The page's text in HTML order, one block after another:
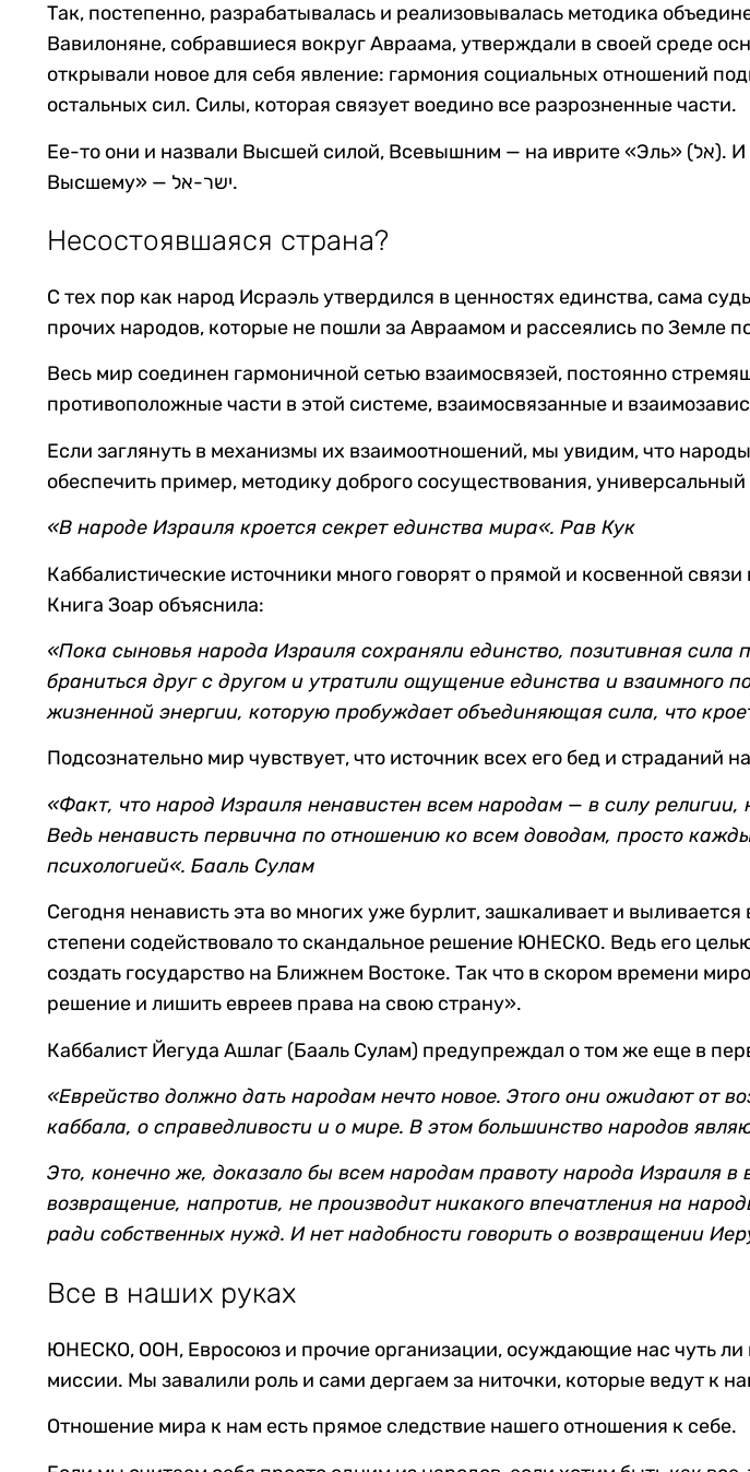
Так, постепенно, разрабатывалась и реализовывалась методика
Вавилоняне, собравшиеся вокруг Авраама, утверждали в своей среде
открывали новое для себя явление: гармония социальных отношений
остальных сил. Силы, которая связует воедино все разрозненные части.
Ее-то они и назвали Высшей силой, Всевышним — на иврите «Эль» (אל). И потому нарекли себя «Исраэль» (ישראל), что означает «прямо к
Высшему» — ישר-אל.
Несостоявшаяся страна?
С тех пор как народ Исраэль утвердился в ценностях единства, сама
прочих народов, которые не пошли за Авраамом и рассеялись по Земле
Весь мир соединен гармоничной сетью взаимосвязей, постоянно
противоположные части в этой системе, взаимосвязанные и
Если заглянуть в механизмы их взаимоотношений, мы увидим, что
обеспечить пример, методику доброго сосуществования,
«В народе Израиля кроется секрет единства мира«. Рав Кук
Каббалистические источники много говорят о прямой и косвенной
Книга Зоар объяснила:
«Пока сыновья народа Израиля сохраняли единство, позитивная
браниться друг с другом и утратили ощущение единства и взаимного
жизненной энергии, которую пробуждает объединяющая сила, что
Подсознательно мир чувствует, что источник всех его бед и
«Факт, что народ Израиля ненавистен всем народам — в силу
Ведь ненависть первична по отношению ко всем доводам, просто
психологией«. Бааль Сулам
Сегодня ненависть эта во многих уже бурлит, зашкаливает и
степени содействовало то скандальное решение ЮНЕСКО. Ведь его
создать государство на Ближнем Востоке. Так что в скором времени
решение и лишить евреев права на свою страну».
Каббалист Йегуда Ашлаг (Бааль Сулам) предупреждал о том же еще в
«Еврейство должно дать народам нечто новое. Этого они ожидают от
каббала, о справедливости и о мире. В этом большинство народов
Это, конечно же, доказало бы всем народам правоту народа
возвращение, напротив, не производит никакого впечатления на
ради собственных нужд. И нет надобности говорить о возвращении
Все в наших руках
ЮНЕСКО, ООН, Евросоюз и прочие организации, осуждающие нас чуть
миссии. Мы завалили роль и сами дергаем за ниточки, которые ведут к
Отношение мира к нам есть прямое следствие нашего отношения к себе.